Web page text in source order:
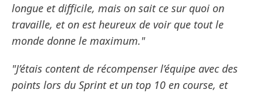
longue et difficile, mais on sait ce sur quoi on
travaille, et on est heureux de voir que tout le
monde donne le maximum."
"J’étais content de récompenser l’équipe avec des
points lors du Sprint et un top 10 en course, et